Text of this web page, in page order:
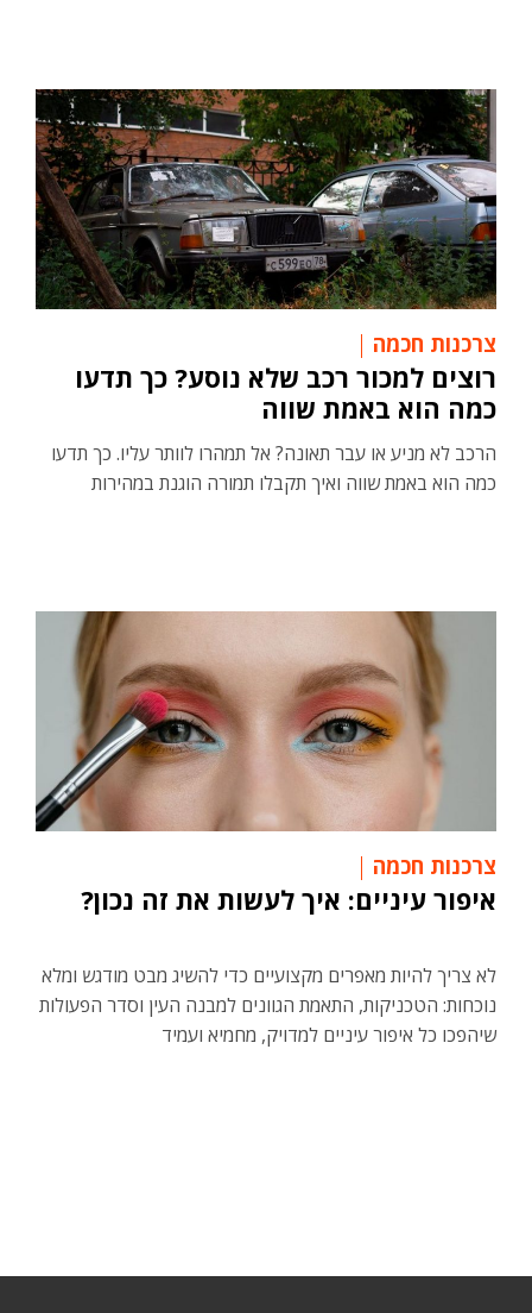
צרכנות חכמה
רוצים למכור רכב שלא נוסע? כך תדעו
כמה הוא באמת שווה
הרכב לא מניע או עבר תאונה? אל תמהרו לוותר עליו. כך תדעו
כמה הוא באמת שווה ואיך תקבלו תמורה הוגנת במהירות
צרכנות חכמה
איפור עיניים: איך לעשות את זה נכון?
לא צריך להיות מאפרים מקצועיים כדי להשיג מבט מודגש ומלא
נוכחות: הטכניקות, התאמת הגוונים למבנה העין וסדר הפעולות
שיהפכו כל איפור עיניים למדויק, מחמיא ועמיד